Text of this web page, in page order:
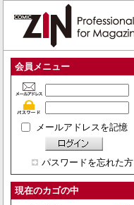
会員メニュー
メールアドレスを記憶
パスワードを忘れた方
現在のカゴの中